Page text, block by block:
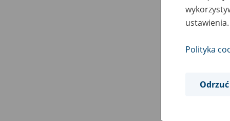
Polityka